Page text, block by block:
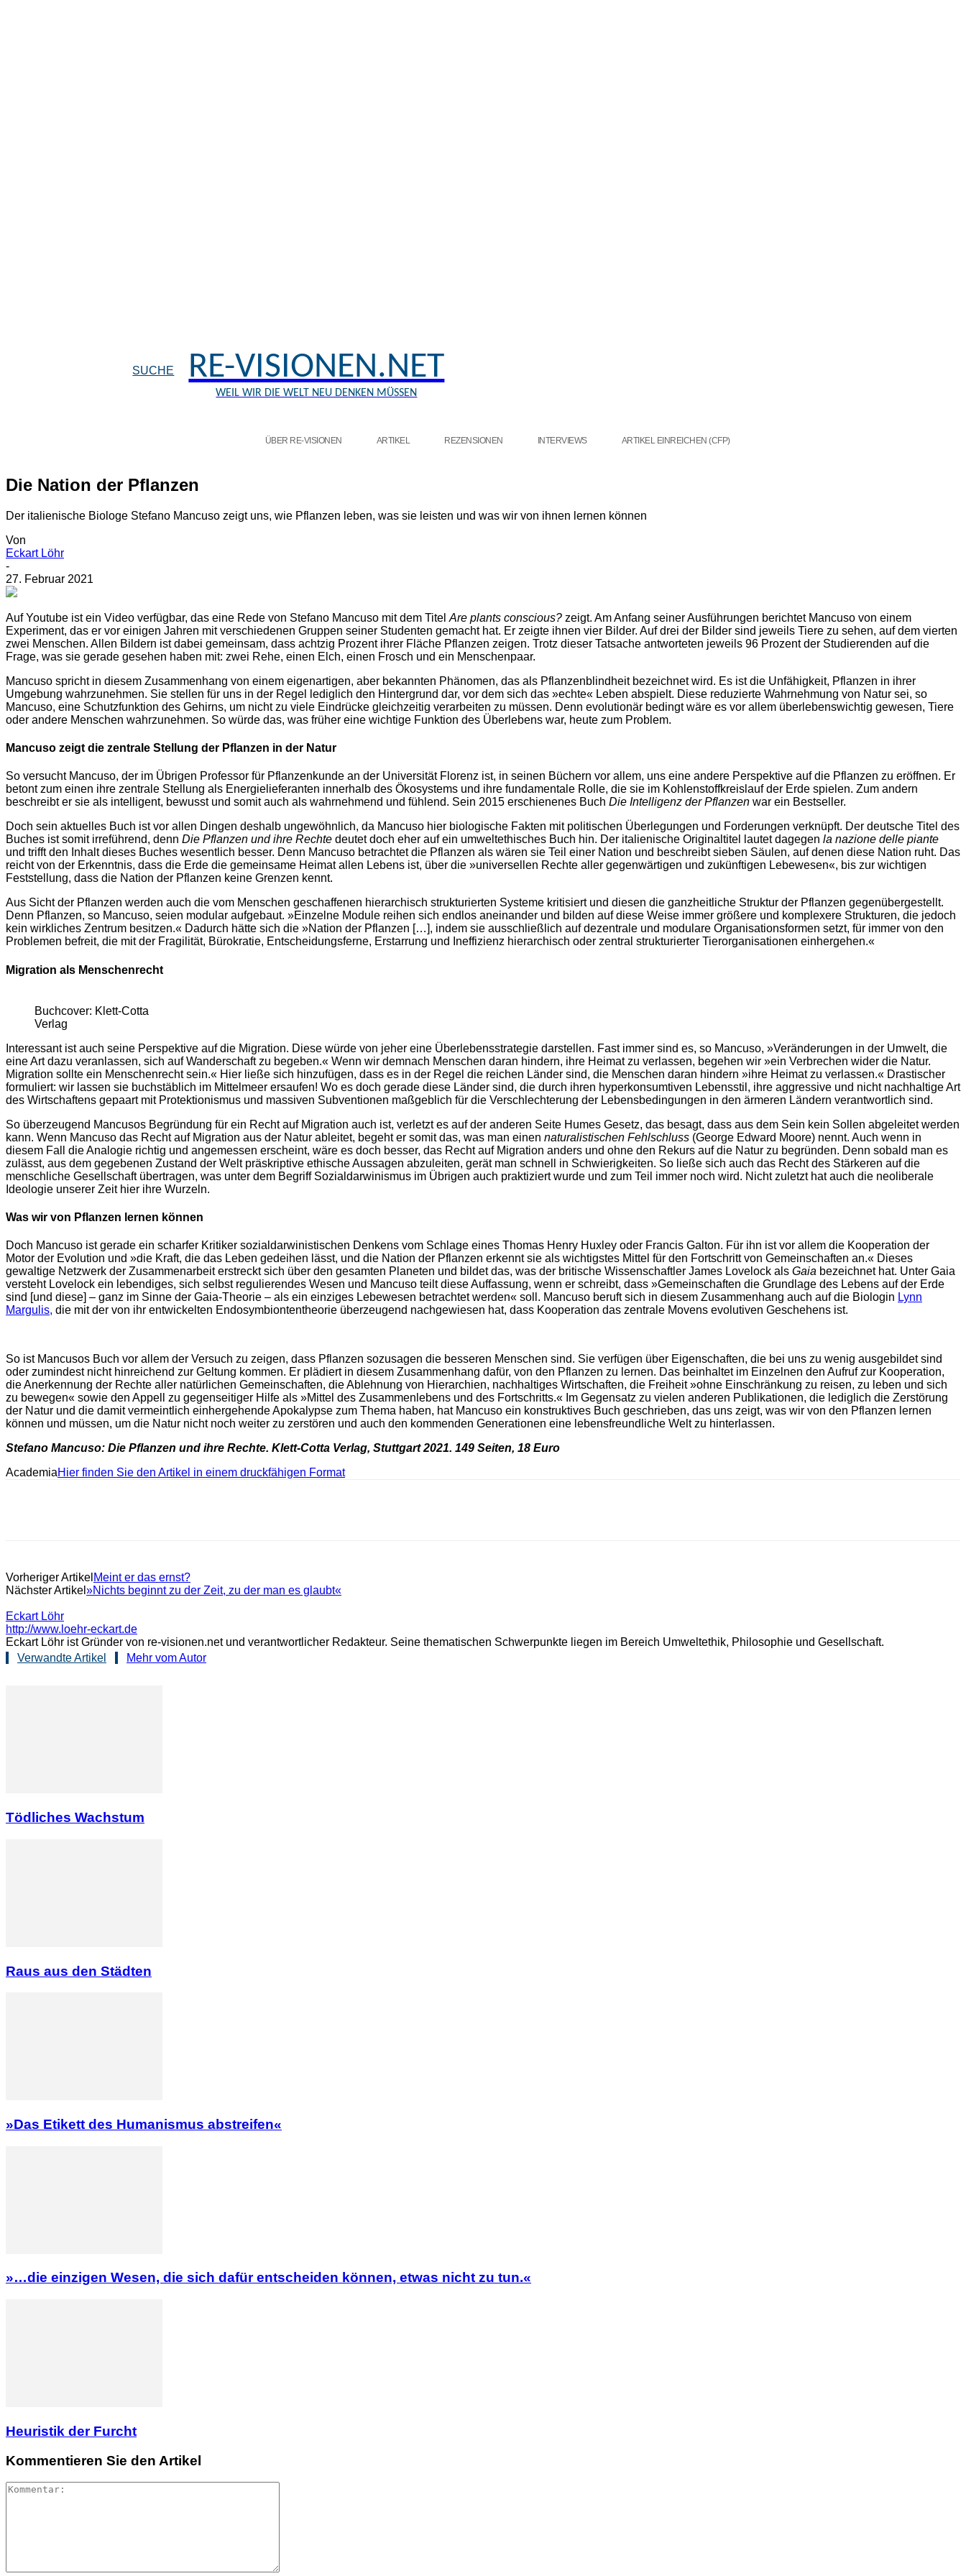
SUCHE RE-VISIONEN.NET
WEIL WIR DIE WELT NEU DENKEN MÜSSEN
ÜBER RE-VISIONEN ARTIKEL REZENSIONEN INTERVIEWS ARTIKEL EINREICHEN (CFP)
Die Nation der Pflanzen
Der italienische Biologe Stefano Mancuso zeigt uns, wie Pflanzen leben, was sie leisten und was wir von ihnen lernen können
Von
Eckart Löhr
-
27. Februar 2021
Auf Youtube ist ein Video verfügbar, das eine Rede von Stefano Mancuso mit dem Titel Are plants conscious? zeigt. Am Anfang seiner Ausführungen berichtet Mancuso von einem
Experiment, das er vor einigen Jahren mit verschiedenen Gruppen seiner Studenten gemacht hat. Er zeigte ihnen vier Bilder. Auf drei der Bilder sind jeweils Tiere zu sehen, auf dem vierten
zwei Menschen. Allen Bildern ist dabei gemeinsam, dass achtzig Prozent ihrer Fläche Pflanzen zeigen. Trotz dieser Tatsache antworteten jeweils 96 Prozent der Studierenden auf die
Frage, was sie gerade gesehen haben mit: zwei Rehe, einen Elch, einen Frosch und ein Menschenpaar.
Mancuso spricht in diesem Zusammenhang von einem eigenartigen, aber bekannten Phänomen, das als Pflanzenblindheit bezeichnet wird. Es ist die Unfähigkeit, Pflanzen in ihrer
Umgebung wahrzunehmen. Sie stellen für uns in der Regel lediglich den Hintergrund dar, vor dem sich das »echte« Leben abspielt. Diese reduzierte Wahrnehmung von Natur sei, so
Mancuso, eine Schutzfunktion des Gehirns, um nicht zu viele Eindrücke gleichzeitig verarbeiten zu müssen. Denn evolutionär bedingt wäre es vor allem überlebenswichtig gewesen, Tiere
oder andere Menschen wahrzunehmen. So würde das, was früher eine wichtige Funktion des Überlebens war, heute zum Problem.
Mancuso zeigt die zentrale Stellung der Pflanzen in der Natur
So versucht Mancuso, der im Übrigen Professor für Pflanzenkunde an der Universität Florenz ist, in seinen Büchern vor allem, uns eine andere Perspektive auf die Pflanzen zu eröffnen. Er
betont zum einen ihre zentrale Stellung als Energielieferanten innerhalb des Ökosystems und ihre fundamentale Rolle, die sie im Kohlenstoffkreislauf der Erde spielen. Zum andern
beschreibt er sie als intelligent, bewusst und somit auch als wahrnehmend und fühlend. Sein 2015 erschienenes Buch Die Intelligenz der Pflanzen war ein Bestseller.
Doch sein aktuelles Buch ist vor allen Dingen deshalb ungewöhnlich, da Mancuso hier biologische Fakten mit politischen Überlegungen und Forderungen verknüpft. Der deutsche Titel des
Buches ist somit irreführend, denn Die Pflanzen und ihre Rechte deutet doch eher auf ein umweltethisches Buch hin. Der italienische Originaltitel lautet dagegen la nazione delle piante
und trifft den Inhalt dieses Buches wesentlich besser. Denn Mancuso betrachtet die Pflanzen als wären sie Teil einer Nation und beschreibt sieben Säulen, auf denen diese Nation ruht. Das
reicht von der Erkenntnis, dass die Erde die gemeinsame Heimat allen Lebens ist, über die »universellen Rechte aller gegenwärtigen und zukünftigen Lebewesen«, bis zur wichtigen
Feststellung, dass die Nation der Pflanzen keine Grenzen kennt.
Aus Sicht der Pflanzen werden auch die vom Menschen geschaffenen hierarchisch strukturierten Systeme kritisiert und diesen die ganzheitliche Struktur der Pflanzen gegenübergestellt.
Denn Pflanzen, so Mancuso, seien modular aufgebaut. »Einzelne Module reihen sich endlos aneinander und bilden auf diese Weise immer größere und komplexere Strukturen, die jedoch
kein wirkliches Zentrum besitzen.« Dadurch hätte sich die »Nation der Pflanzen […], indem sie ausschließlich auf dezentrale und modulare Organisationsformen setzt, für immer von den
Problemen befreit, die mit der Fragilität, Bürokratie, Entscheidungsferne, Erstarrung und Ineffizienz hierarchisch oder zentral strukturierter Tierorganisationen einhergehen.«
Migration als Menschenrecht
Buchcover: Klett-Cotta
Verlag
Interessant ist auch seine Perspektive auf die Migration. Diese würde von jeher eine Überlebensstrategie darstellen. Fast immer sind es, so Mancuso, »Veränderungen in der Umwelt, die
eine Art dazu veranlassen, sich auf Wanderschaft zu begeben.« Wenn wir demnach Menschen daran hindern, ihre Heimat zu verlassen, begehen wir »ein Verbrechen wider die Natur.
Migration sollte ein Menschenrecht sein.« Hier ließe sich hinzufügen, dass es in der Regel die reichen Länder sind, die Menschen daran hindern »ihre Heimat zu verlassen.« Drastischer
formuliert: wir lassen sie buchstäblich im Mittelmeer ersaufen! Wo es doch gerade diese Länder sind, die durch ihren hyperkonsumtiven Lebensstil, ihre aggressive und nicht nachhaltige Art
des Wirtschaftens gepaart mit Protektionismus und massiven Subventionen maßgeblich für die Verschlechterung der Lebensbedingungen in den ärmeren Ländern verantwortlich sind.
So überzeugend Mancusos Begründung für ein Recht auf Migration auch ist, verletzt es auf der anderen Seite Humes Gesetz, das besagt, dass aus dem Sein kein Sollen abgeleitet werden
kann. Wenn Mancuso das Recht auf Migration aus der Natur ableitet, begeht er somit das, was man einen naturalistischen Fehlschluss (George Edward Moore) nennt. Auch wenn in
diesem Fall die Analogie richtig und angemessen erscheint, wäre es doch besser, das Recht auf Migration anders und ohne den Rekurs auf die Natur zu begründen. Denn sobald man es
zulässt, aus dem gegebenen Zustand der Welt präskriptive ethische Aussagen abzuleiten, gerät man schnell in Schwierigkeiten. So ließe sich auch das Recht des Stärkeren auf die
menschliche Gesellschaft übertragen, was unter dem Begriff Sozialdarwinismus im Übrigen auch praktiziert wurde und zum Teil immer noch wird. Nicht zuletzt hat auch die neoliberale
Ideologie unserer Zeit hier ihre Wurzeln.
Was wir von Pflanzen lernen können
Doch Mancuso ist gerade ein scharfer Kritiker sozialdarwinistischen Denkens vom Schlage eines Thomas Henry Huxley oder Francis Galton. Für ihn ist vor allem die Kooperation der
Motor der Evolution und »die Kraft, die das Leben gedeihen lässt, und die Nation der Pflanzen erkennt sie als wichtigstes Mittel für den Fortschritt von Gemeinschaften an.« Dieses
gewaltige Netzwerk der Zusammenarbeit erstreckt sich über den gesamten Planeten und bildet das, was der britische Wissenschaftler James Lovelock als Gaia bezeichnet hat. Unter Gaia
versteht Lovelock ein lebendiges, sich selbst regulierendes Wesen und Mancuso teilt diese Auffassung, wenn er schreibt, dass »Gemeinschaften die Grundlage des Lebens auf der Erde
sind [und diese] – ganz im Sinne der Gaia-Theorie – als ein einziges Lebewesen betrachtet werden« soll. Mancuso beruft sich in diesem Zusammenhang auch auf die Biologin Lynn
Margulis, die mit der von ihr entwickelten Endosymbiontentheorie überzeugend nachgewiesen hat, dass Kooperation das zentrale Movens evolutiven Geschehens ist.
So ist Mancusos Buch vor allem der Versuch zu zeigen, dass Pflanzen sozusagen die besseren Menschen sind. Sie verfügen über Eigenschaften, die bei uns zu wenig ausgebildet sind
oder zumindest nicht hinreichend zur Geltung kommen. Er plädiert in diesem Zusammenhang dafür, von den Pflanzen zu lernen. Das beinhaltet im Einzelnen den Aufruf zur Kooperation,
die Anerkennung der Rechte aller natürlichen Gemeinschaften, die Ablehnung von Hierarchien, nachhaltiges Wirtschaften, die Freiheit »ohne Einschränkung zu reisen, zu leben und sich
zu bewegen« sowie den Appell zu gegenseitiger Hilfe als »Mittel des Zusammenlebens und des Fortschritts.« Im Gegensatz zu vielen anderen Publikationen, die lediglich die Zerstörung
der Natur und die damit vermeintlich einhergehende Apokalypse zum Thema haben, hat Mancuso ein konstruktives Buch geschrieben, das uns zeigt, was wir von den Pflanzen lernen
können und müssen, um die Natur nicht noch weiter zu zerstören und auch den kommenden Generationen eine lebensfreundliche Welt zu hinterlassen.
Stefano Mancuso: Die Pflanzen und ihre Rechte. Klett-Cotta Verlag, Stuttgart 2021. 149 Seiten, 18 Euro
AcademiaHier finden Sie den Artikel in einem druckfähigen Format
Vorheriger Artikel Meint er das ernst?
Nächster Artikel »Nichts beginnt zu der Zeit, zu der man es glaubt«
Eckart Löhr
http://www.loehr-eckart.de
Eckart Löhr ist Gründer von re-visionen.net und verantwortlicher Redakteur. Seine thematischen Schwerpunkte liegen im Bereich Umweltethik, Philosophie und Gesellschaft.
Verwandte Artikel
Mehr vom Autor
Tödliches Wachstum
Raus aus den Städten
»Das Etikett des Humanismus abstreifen«
»…die einzigen Wesen, die sich dafür entscheiden können, etwas nicht zu tun.«
Heuristik der Furcht
Kommentieren Sie den Artikel